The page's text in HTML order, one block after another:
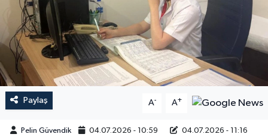
Paylaş A- A+
Pelin Güvendik 04.07.2026 - 10:59
04.07.2026 - 11:16